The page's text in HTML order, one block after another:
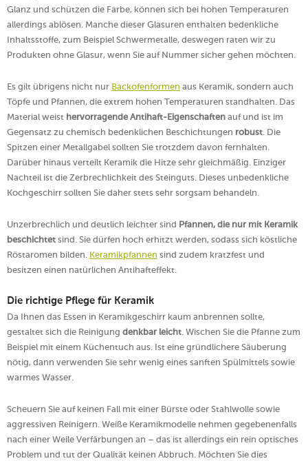
Glanz und schützen die Farbe, können sich bei hohen Temperaturen
allerdings ablösen. Manche dieser Glasuren enthalten bedenkliche
Inhaltsstoffe, zum Beispiel Schwermetalle, deswegen raten wir zu
Produkten ohne Glasur, wenn Sie auf Nummer sicher gehen möchten.
Es gilt übrigens nicht nur Backofenformen aus Keramik, sondern auch
Töpfe und Pfannen, die extrem hohen Temperaturen standhalten. Das
Material weist hervorragende Antihaft-Eigenschaften auf und ist im
Gegensatz zu chemisch bedenklichen Beschichtungen robust . Die
Spitzen einer Metallgabel sollten Sie trotzdem davon fernhalten.
Darüber hinaus verteilt Keramik die Hitze sehr gleichmäßig. Einziger
Nachteil ist die Zerbrechlichkeit des Steinguts. Dieses unbedenkliche
Kochgeschirr sollten Sie daher stets sehr sorgsam behandeln.
Unzerbrechlich und deutlich leichter sind Pfannen, die nur mit Keramik
beschichtet sind. Sie dürfen hoch erhitzt werden, sodass sich köstliche
Röstaromen bilden. Keramikpfannen sind zudem kratzfest und
besitzen einen natürlichen Antihafteffekt.
Die richtige Pflege für Keramik
Da Ihnen das Essen in Keramikgeschirr kaum anbrennen sollte,
gestaltet sich die Reinigung denkbar leicht . Wischen Sie die Pfanne zum
Beispiel mit einem Küchentuch aus. Ist eine gründlichere Säuberung
nötig, dann verwenden Sie sehr wenig eines sanften Spülmittels sowie
warmes Wasser.
Scheuern Sie auf keinen Fall mit einer Bürste oder Stahlwolle sowie
aggressiven Reinigern. Weiße Keramikmodelle nehmen gegebenenfalls
nach einer Weile Verfärbungen an – das ist allerdings ein rein optisches
Problem und tut der Qualität keinen Abbruch. Möchten Sie dies